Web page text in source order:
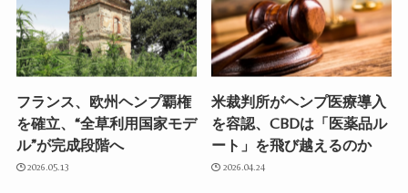
フランス、欧州ヘンプ覇権
を確立、“全草利用国家モデ
ル”が完成段階へ
2026.05.13
米裁判所がヘンプ医療導入
を容認、CBDは「医薬品ル
ート」を飛び越えるのか
2026.04.24